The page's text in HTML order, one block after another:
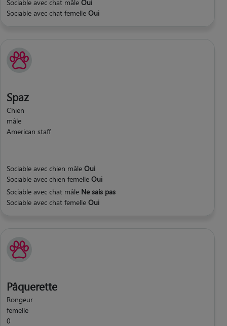
Sociable avec chat mâle Oui
Sociable avec chat femelle Oui
Spaz
Chien
mâle
American staff
Sociable avec chien mâle Oui
Sociable avec chien femelle Oui
Sociable avec chat mâle Ne sais pas
Sociable avec chat femelle Oui
Pâquerette
Rongeur
femelle
0